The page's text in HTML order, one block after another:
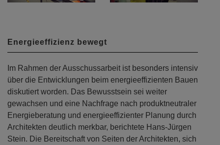
Energieeffizienz bewegt
Im Rahmen der Ausschussarbeit ist besonders intensiv
über die Entwicklungen beim energieeffizienten Bauen
diskutiert worden. Das Bewusstsein sei weiter
gewachsen und eine Nachfrage nach produktneutraler
Energieberatung und energieeffizienter Planung durch
Architekten deutlich merkbar, berichtete Hans-Jürgen
Stein. Die Bereitschaft von Seiten der Architekten, sich